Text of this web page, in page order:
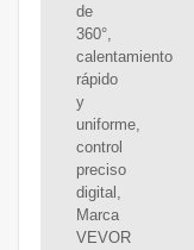
de
360°,
calentamiento
rápido
y
uniforme,
control
preciso
digital,
Marca
VEVOR